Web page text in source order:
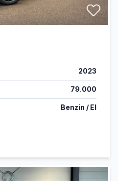
2023
79.000
Benzin / El